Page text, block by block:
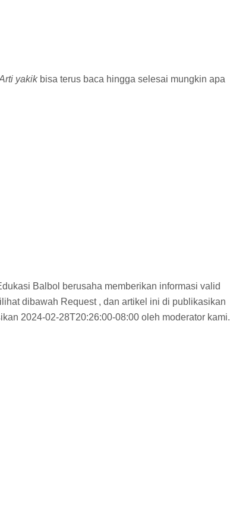
yakik bisa terus baca hingga selesai mungkin apa
Balbol berusaha memberikan informasi valid
dibawah Request , dan artikel ini di publikasikan
2024-02-28T20:26:00-08:00 oleh moderator kami.